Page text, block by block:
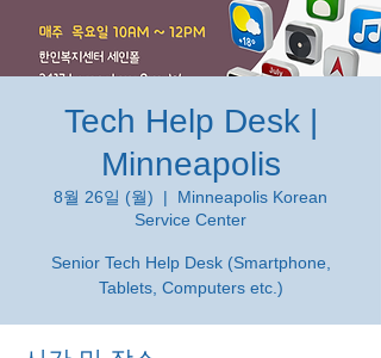
Tech Help Desk |
Minneapolis
8월 26일 (월)
  |
Minneapolis Korean
Service Center
Senior Tech Help Desk (Smartphone,
Tablets, Computers etc.)